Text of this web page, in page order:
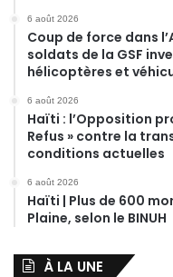
6 août 2026
Coup de force dans
soldats de la GSF
hélicoptères et
6 août 2026
Haïti : l’Opposition
Refus » contre la
conditions actuelles
6 août 2026
Haïti | Plus de 600
Plaine, selon le BINUH
À LA UNE